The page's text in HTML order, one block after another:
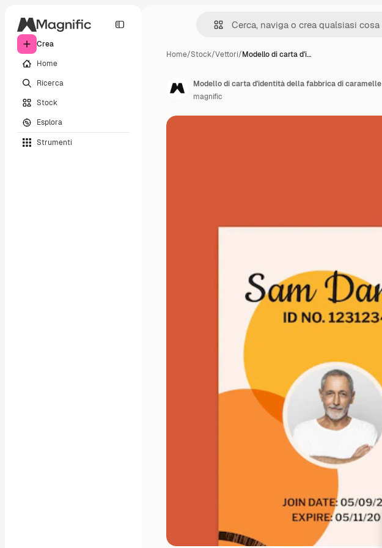
Crea
Home
Ricerca
Stock
Esplora
Strumenti
Home/Stock/Vettori/Modello di carta d'i…
Modello di carta d'identità della fabbrica di caramelle
magnific